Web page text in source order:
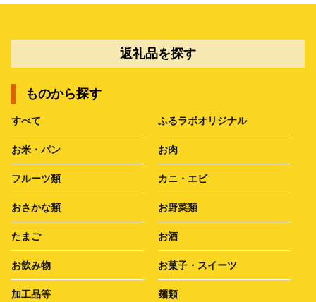
返礼品を探す
ものから探す
すべて ふるラボオリジナル
お米・パン お肉
フルーツ類 カニ・エビ
おさかな類 お野菜類
たまご お酒
お飲み物 お菓子・スイーツ
加工品等 麺類